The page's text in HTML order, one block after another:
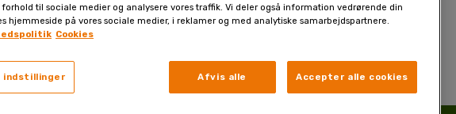
til sociale medier og analysere vores traffik. Vi deler også information vedrørende din
hjemmeside på vores sociale medier, i reklamer og med analytiske samarbejdspartnere.
Cookies
indstillinger Afvis alle Accepter alle cookies